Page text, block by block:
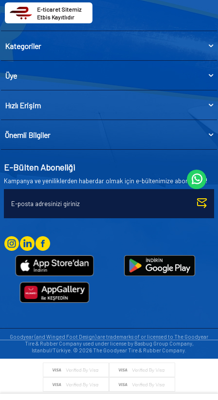
E-ticaret Sitemiz
Etbis Kayıtlıdır
Kategoriler
Üye
Hızlı Erişim
Önemli Bilgiler
E-Bülten Aboneliği
Kampanya ve yeniliklerden haberdar olmak için e-bültenimize abone olun!
Goodyear (and Winged Foot Design) are trademarks of or licensed to The Goodyear
Tire & Rubber Company used under license by Basbug Group Company,
Istanbul/Türkiye. © 2026 The Goodyear Tire & Rubber Company.